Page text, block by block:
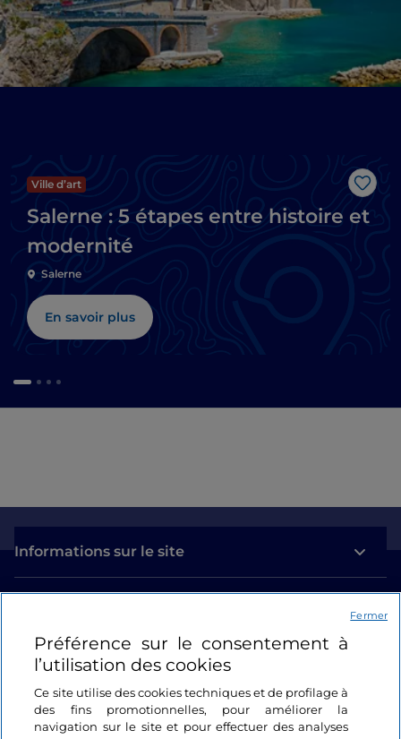
Ville d’art
Salerne : 5 étapes entre histoire et
modernité
Salerne
En savoir plus
Informations sur le site
Se connecter
Suivez-nous
Préférence sur le consentement à
l’utilisation des cookies
Ce site utilise des cookies techniques et de profilage à
des fins promotionnelles, pour améliorer la
navigation sur le site et pour effectuer des analyses
Fermer